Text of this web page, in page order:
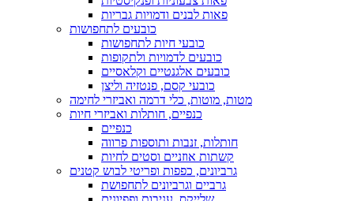
פאות לבנים ודמויות גבריות
כובעים לתחפושות
כובעי חיות לתחפושות
כובעים לדמויות ולתקופות
כובעים אלגנטיים וקלאסיים
כובעי קסם, פנטזיה וליצן
מטות, מוטות, כלי דרמה ואביזרי לחימה
כנפיים, חותלות ואביזרי חיות
כנפיים
חותלות, זנבות ותוספות פרווה
קשתות אוזניים וסטים לחיות
גרביונים, כפפות ופריטי לבוש קטנים
גרביים וגרביונים לתחפושת